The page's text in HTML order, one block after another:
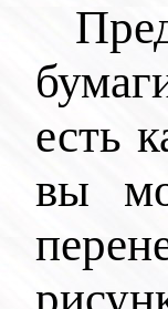
есть
вы